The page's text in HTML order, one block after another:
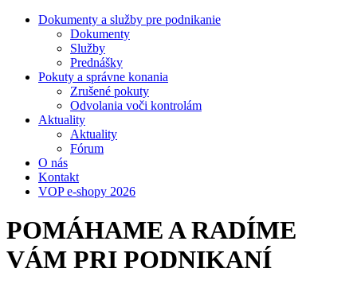
Dokumenty a služby pre podnikanie
Dokumenty
Služby
Prednášky
Pokuty a správne konania
Zrušené pokuty
Odvolania voči kontrolám
Aktuality
Aktuality
Fórum
O nás
Kontakt
VOP e-shopy 2026
POMÁHAME A RADÍME
VÁM PRI PODNIKANÍ